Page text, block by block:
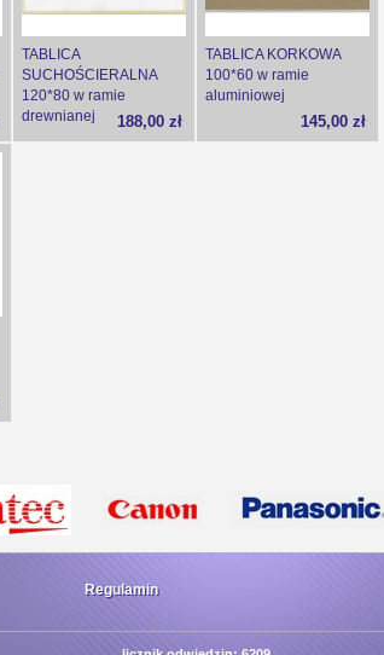
TABLICA
SUCHOŚCIERALNA
120*80 w ramie
drewnianej
188,00 zł
TABLICA KORKOWA
100*60 w ramie
aluminiowej
145,00 zł
Regulamin